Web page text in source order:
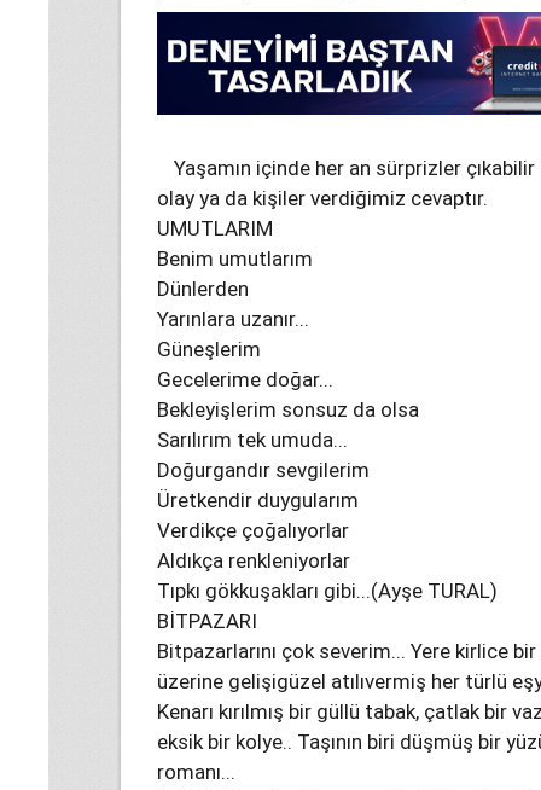
Yaşamın içinde her an sürprizler
olay ya da kişiler verdiğimiz cevaptır.
UMUTLARIM
Benim umutlarım
Dünlerden
Yarınlara uzanır...
Güneşlerim
Gecelerime doğar...
Bekleyişlerim sonsuz da olsa
Sarılırım tek umuda...
Doğurgandır sevgilerim
Üretkendir duygularım
Verdikçe çoğalıyorlar
Aldıkça renkleniyorlar
Tıpkı gökkuşakları gibi...(Ayşe TURAL)
BİTPAZARI
Bitpazarlarını çok severim... Yere kirlice
üzerine gelişigüzel atılıvermiş her türlü
Kenarı kırılmış bir güllü tabak, çatlak bir
eksik bir kolye.. Taşının biri düşmüş bir
romanı...